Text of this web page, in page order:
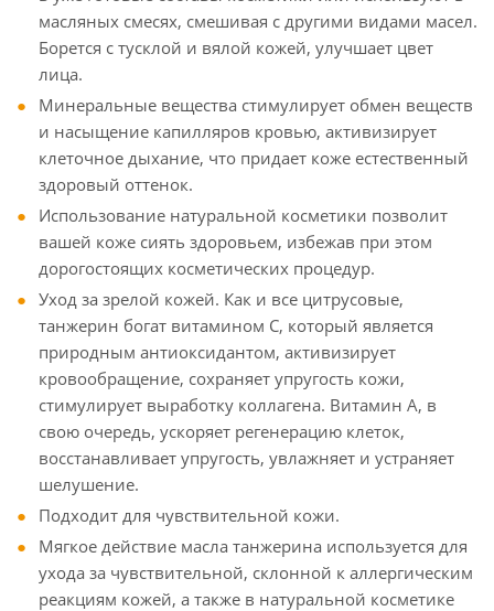
масляных смесях, смешивая с другими видами масел.
Борется с тусклой и вялой кожей, улучшает цвет
лица.
Минеральные вещества стимулирует обмен веществ
и насыщение капилляров кровью, активизирует
клеточное дыхание, что придает коже естественный
здоровый оттенок.
Использование натуральной косметики позволит
вашей коже сиять здоровьем, избежав при этом
дорогостоящих косметических процедур.
Уход за зрелой кожей. Как и все цитрусовые,
танжерин богат витамином С, который является
природным антиоксидантом, активизирует
кровообращение, сохраняет упругость кожи,
стимулирует выработку коллагена. Витамин А, в
свою очередь, ускоряет регенерацию клеток,
восстанавливает упругость, увлажняет и устраняет
шелушение.
Подходит для чувствительной кожи.
Мягкое действие масла танжерина используется для
ухода за чувствительной, склонной к аллергическим
реакциям кожей, а также в натуральной косметике